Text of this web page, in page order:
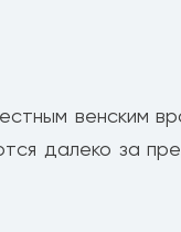
венским
далеко за